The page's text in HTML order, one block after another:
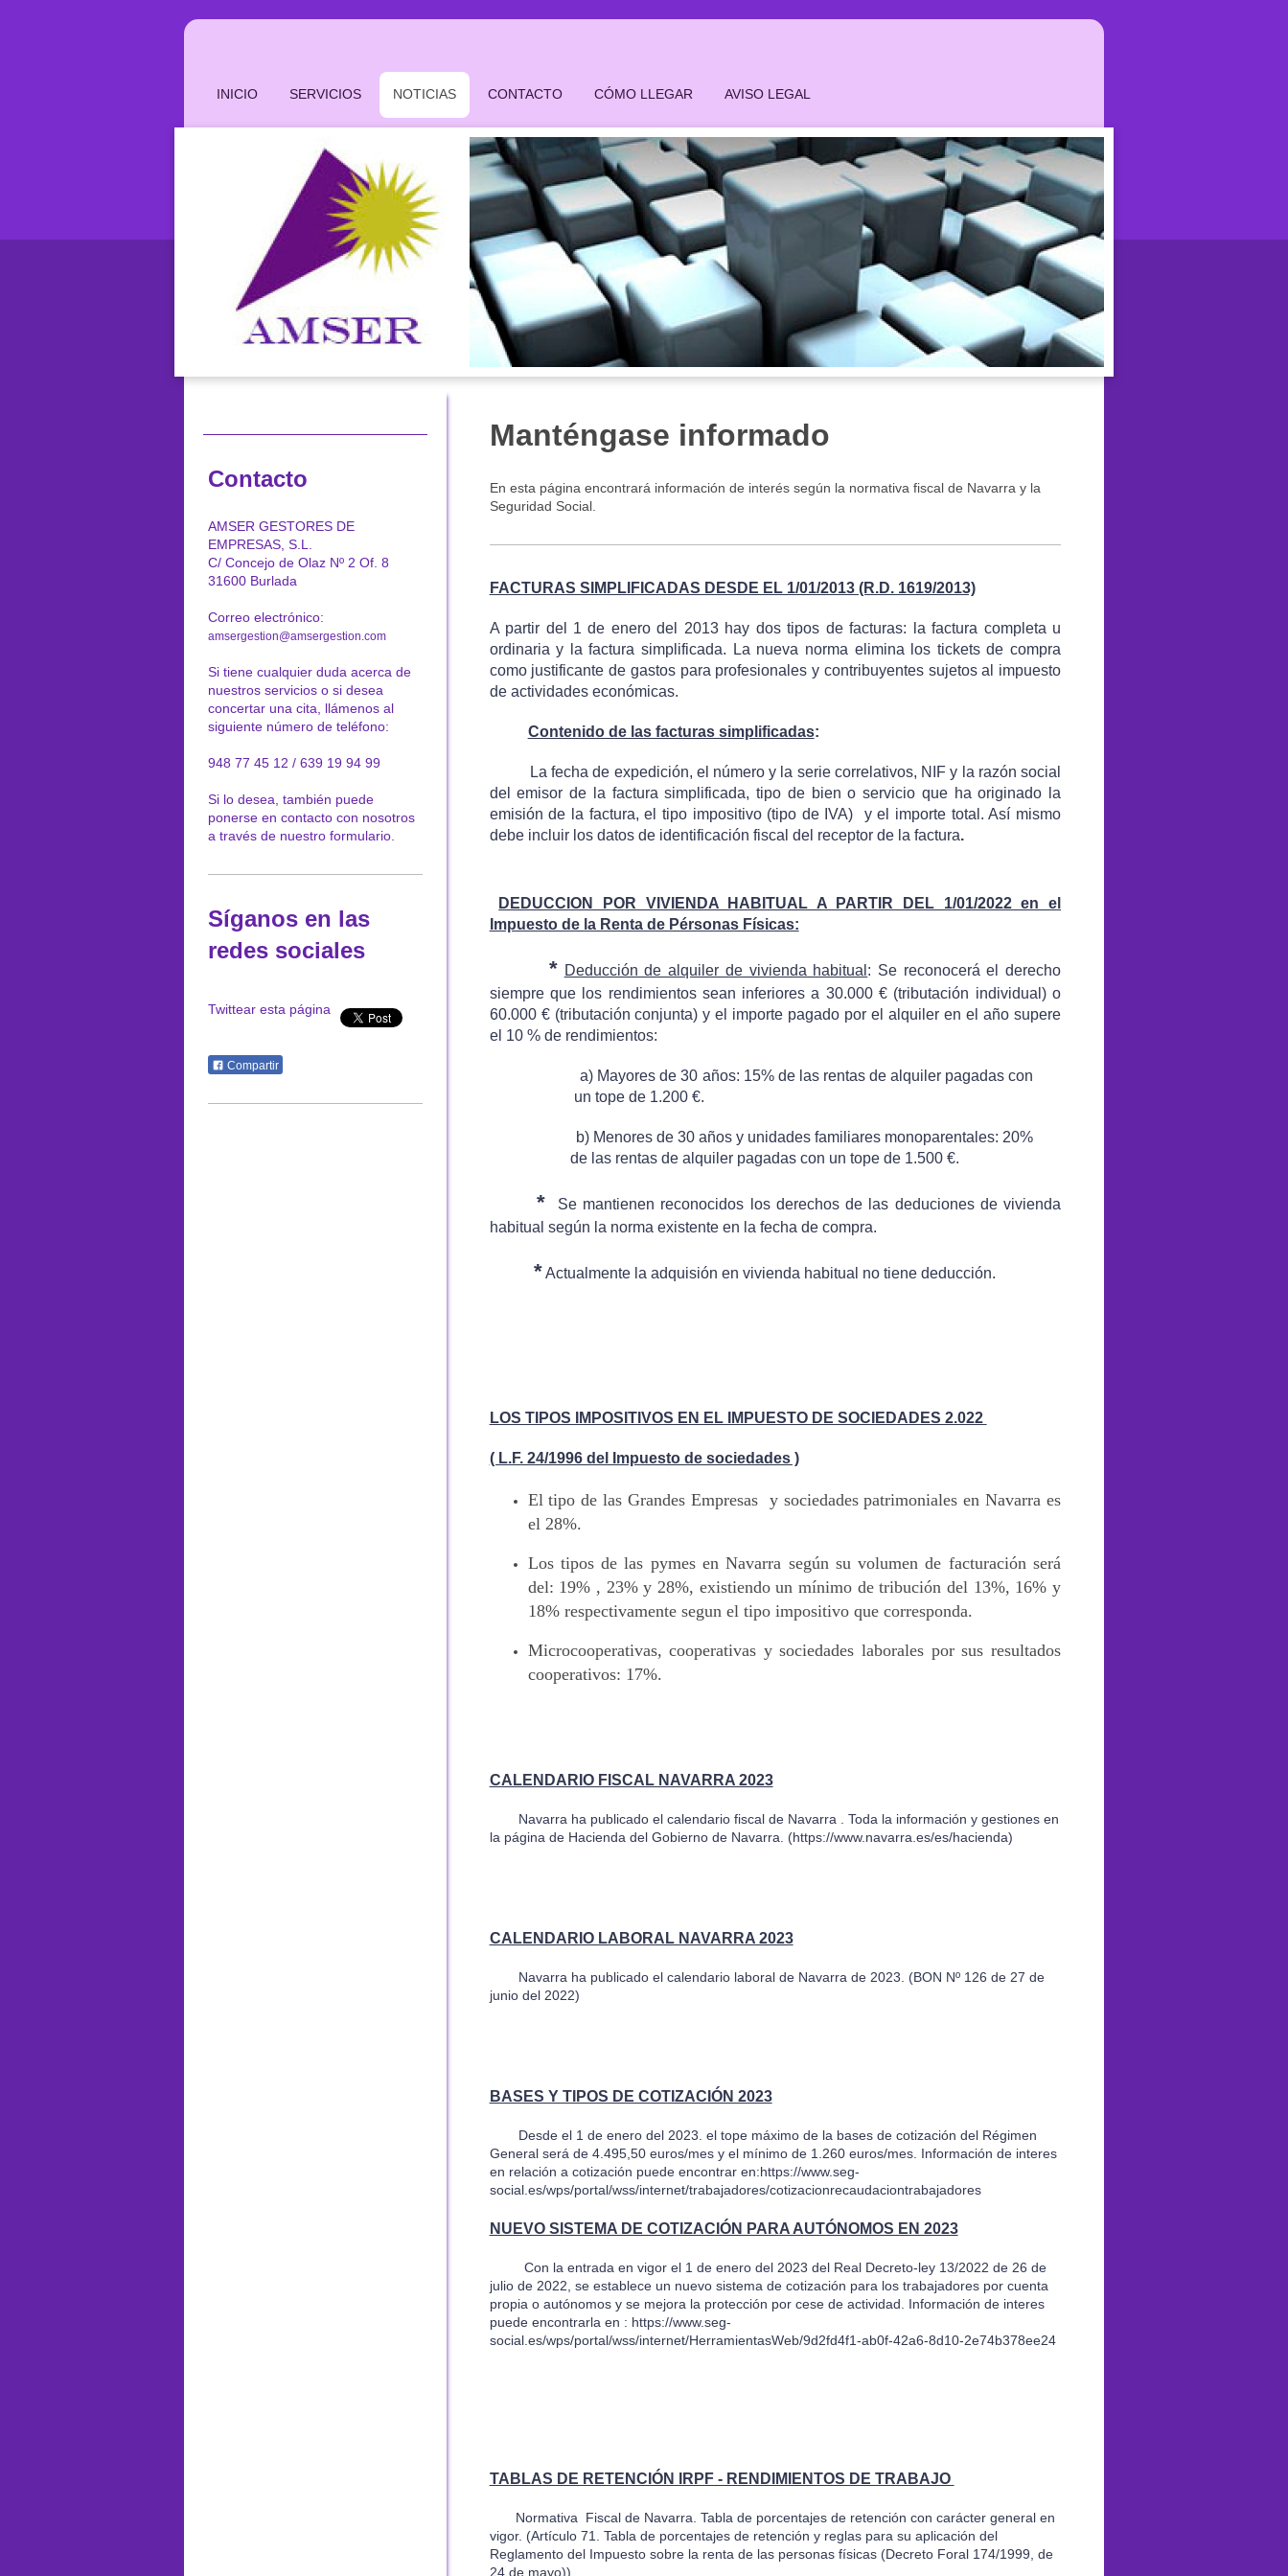
INICIO SERVICIOS NOTICIAS CONTACTO CÓMO LLEGAR AVISO LEGAL
Manténgase informado
En esta página encontrará información de interés según la normativa fiscal de Navarra y la
Seguridad Social.
FACTURAS SIMPLIFICADAS DESDE EL 1/01/2013 (R.D. 1619/2013)
A partir del 1 de enero del 2013 hay dos tipos de facturas: la factura completa u
ordinaria y la factura simplificada. La nueva norma elimina los tickets de compra
como justificante de gastos para profesionales y contribuyentes sujetos al impuesto
de actividades económicas.
Contenido de las facturas simplificadas:
La fecha de expedición, el número y la serie correlativos, NIF y la razón social
del emisor de la factura simplificada, tipo de bien o servicio que ha originado la
emisión de la factura, el tipo impositivo (tipo de IVA) y el importe total. Así mismo
debe incluir los datos de identificación fiscal del receptor de la factura.
DEDUCCION POR VIVIENDA HABITUAL A PARTIR DEL 1/01/2022 en el
Impuesto de la Renta de Pérsonas Físicas:
* Deducción de alquiler de vivienda habitual : Se reconocerá el derecho
siempre que los rendimientos sean inferiores a 30.000 € (tributación individual) o
60.000 € (tributación conjunta) y el importe pagado por el alquiler en el año supere
el 10 % de rendimientos:
a) Mayores de 30 años: 15% de las rentas de alquiler pagadas con
un tope de 1.200 €.
b) Menores de 30 años y unidades familiares monoparentales: 20%
de las rentas de alquiler pagadas con un tope de 1.500 €.
*
Se mantienen reconocidos los derechos de las deduciones de vivienda
habitual según la norma existente en la fecha de compra.
*Actualmente la adquisión en vivienda habitual no tiene deducción.
LOS TIPOS IMPOSITIVOS EN EL IMPUESTO DE SOCIEDADES 2.022
( L.F. 24/1996 del Impuesto de sociedades )
El tipo de las Grandes Empresas y sociedades patrimoniales en Navarra es
el 28%.
Los tipos de las pymes en Navarra según su volumen de facturación será
del: 19% , 23% y 28%, existiendo un mínimo de tribución del 13%, 16% y
18% respectivamente segun el tipo impositivo que corresponda.
Microcooperativas, cooperativas y sociedades laborales por sus resultados
cooperativos: 17%.
CALENDARIO FISCAL NAVARRA 2023
Navarra ha publicado el calendario fiscal de Navarra . Toda la información y gestiones en
la página de Hacienda del Gobierno de Navarra. (https://www.navarra.es/es/hacienda)
CALENDARIO LABORAL NAVARRA 2023
Navarra ha publicado el calendario laboral de Navarra de 2023. (BON Nº 126 de 27 de
junio del 2022)
BASES Y TIPOS DE COTIZACIÓN 2023
Desde el 1 de enero del 2023. el tope máximo de la bases de cotización del Régimen
General será de 4.495,50 euros/mes y el mínimo de 1.260 euros/mes. Información de interes
en relación a cotización puede encontrar en:https://www.seg-
social.es/wps/portal/wss/internet/trabajadores/cotizacionrecaudaciontrabajadores
NUEVO SISTEMA DE COTIZACIÓN PARA AUTÓNOMOS EN 2023
Con la entrada en vigor el 1 de enero del 2023 del Real Decreto-ley 13/2022 de 26 de
julio de 2022, se establece un nuevo sistema de cotización para los trabajadores por cuenta
propia o autónomos y se mejora la protección por cese de actividad. Información de interes
puede encontrarla en : https://www.seg-
social.es/wps/portal/wss/internet/HerramientasWeb/9d2fd4f1-ab0f-42a6-8d10-2e74b378ee24
TABLAS DE RETENCIÓN IRPF - RENDIMIENTOS DE TRABAJO
Normativa Fiscal de Navarra. Tabla de porcentajes de retención con carácter general en
vigor. (Artículo 71. Tabla de porcentajes de retención y reglas para su aplicación del
Reglamento del Impuesto sobre la renta de las personas físicas (Decreto Foral 174/1999, de
24 de mayo)).
Contacto
AMSER GESTORES DE
EMPRESAS, S.L.
C/ Concejo de Olaz Nº 2 Of. 8
31600 Burlada
Correo electrónico:
amsergestion@amsergestion.com
Si tiene cualquier duda acerca de
nuestros servicios o si desea
concertar una cita, llámenos al
siguiente número de teléfono:
948 77 45 12 / 639 19 94 99
Si lo desea, también puede
ponerse en contacto con nosotros
a través de nuestro formulario.
Síganos en las
redes sociales
Twittear esta página
Compartir